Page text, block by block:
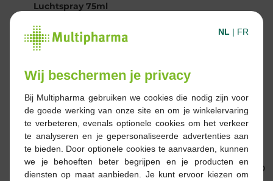
Luchtspray 75ml
€ 25,68
Noxarem
Melatonine 3mg 50st
€ 27,98
Sedistress 200
Filmomhulde tabletten
98st
NL | FR
Wij beschermen je privacy
Bij Multipharma gebruiken we cookies die nodig zijn voor
de goede werking van onze site en om je winkelervaring
te verbeteren, evenals optionele cookies om het verkeer
te analyseren en je gepersonaliseerde advertenties aan
te bieden. Door optionele cookies te aanvaarden, kunnen
we je behoeften beter begrijpen en je producten en
diensten op maat aanbieden. Je kunt ervoor kiezen om